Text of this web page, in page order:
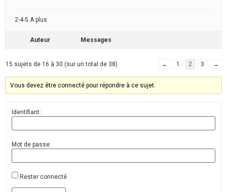
2-4-5 A plus
Auteur Messages
15 sujets de 16 à 30 (sur un total de 38) ← 1 2 3 →
Vous devez être connecté pour répondre à ce sujet.
Identifiant:
Mot de passe:
Rester connecté